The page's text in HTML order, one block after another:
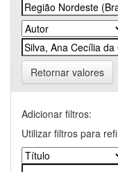
Retornar valores
Adicionar filtros:
Utilizar filtros para